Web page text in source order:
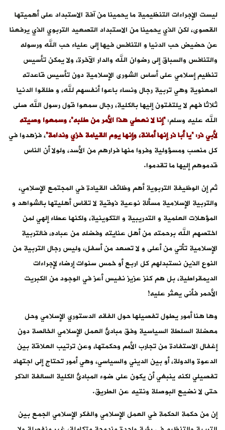
ليست الإجراءات التنظيمية ما يحمينا من آفة الاستبداد على أهميتها
القصوى، لكن الذي يحمينا من الاستبداد التصعيد التربوي الذي يرفعنا
عن حضيض حب الدنيا و التنافس فيها إلى علياء حب الله ورسوله
والتنافس والسباق إلى رضوان الله والدار الآخرة، ولا يمكن تأسيس
تنظيم إسلامي على أساس الشورى الإسلامية دون تأسيس قاعدته
المعنوية وهي تربية رجال ونساء باعوا أنفسهم لله، و طلقوا الدنيا
ثلاثا فهم لا يلتفتون إليها بالكلية، رجال سمعوا قول رسول الله صلى
الله عليه وسلم:“إنا لا نعطي هذا الأمر من طلبه”، وسمعوا وصيته
لأبي ذر: “يا أبا ذر إنها أمانة، وإنها يوم القيامة خزي وندامة”، فزهدوا في
كل منصب ومسؤولية وفروا منها فرارهم من الأسد، ولولا أن الناس
قدموهم إليها ما تقدموا.
ثم إن الوظيفة التربوية أهم وظائف القيادة في المجتمع الإسلامي،
والتربية الإسلامية مسألة نوعية ذوقية لا تقاس أهليتها بالشواهد و
المؤهلات العلمية و التدريبية و التكوينية، ولكنها عطاء إلهي لمن
اختصهم الله برحمته من أهل عنايته وفضله من عباده، فالتربية
الإسلامية تأتي من أعلى و لا تصعد من أسفل، وليس رجال التربية من
النوع الذين نستبدلهم كل اربع أو خمس سنوات إرضاء لإجراءات
الديمقراطية، بل هم كنز عزيز نفيس أعز في الوجود من الكبريت
الأحمر فأنى يعثر عليه!
وها هنا أمور يطول تفصيلها حول الفقه الدستوري الإسلامي وحل
معضلة السلطة السياسية وفق مبادئ العمل الإسلامي الخالصة دون
إغفال الاستفادة من تجارب الأمم وحكمتها، وعن ترتيب العلاقة بين
الدعوة والدولة، أو بين الديني والسياسي، وهي أمور تحتاج إلى اجتهاد
تفصيلي لكنه ينبغي أن يكون على ضوء المبادئ الكلية السالفة الذكر
حتى لا نضيع البوصلة ونتيه عن الطريق.
إن من حكمة الحكمة في العمل الإسلامي والفكر الإسلامي الجمع بين